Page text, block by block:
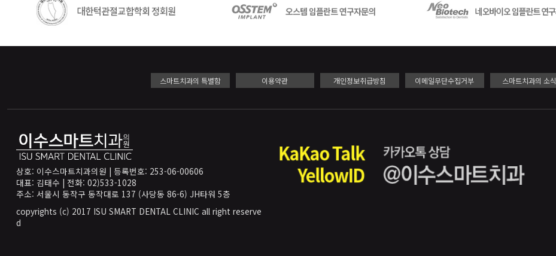
스마트치과의 특별함 이용약관 개인정보취급방침 이메일무단수집거부 스마트치과의 소식
상호: 이수스마트치과의원 | 등록번호: 253-06-00606
대표: 김태수 | 전화: 02)533-1028
주소: 서울시 동작구 동작대로 137 (사당동 86-6) JH타워 5층
copyrights (c) 2017 ISU SMART DENTAL CLINIC all right reserve
d